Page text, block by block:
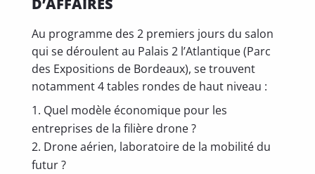
Au programme des 2 premiers jours du salon
qui se déroulent au Palais 2 l’Atlantique (Parc
des Expositions de Bordeaux), se trouvent
notamment 4 tables rondes de haut niveau :
Quel modèle économique pour les
entreprises de la filière drone ?
Drone aérien, laboratoire de la mobilité du
futur ?